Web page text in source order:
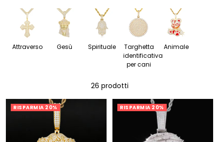
Attraverso Gesù Spirituale
Targhetta
identificativa
per cani
Animale
26 prodotti
RISPARMIA 20% RISPARMIA 20%